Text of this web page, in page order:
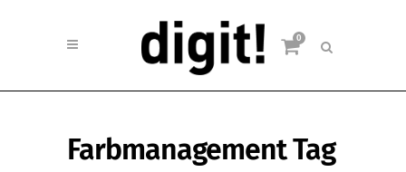
0
Farbmanagement Tag